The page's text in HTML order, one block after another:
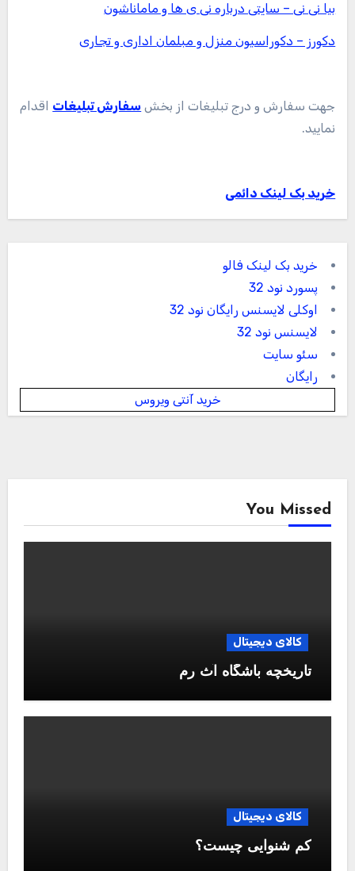
بیا نی نی – سایتی درباره نی ی ها و ماماناشون
دکورز – دکوراسیون منزل و مبلمان اداری و تجاری
جهت سفارش و درج تبلیغات از بخش سفارش تبلیغات اقدام
نمایید.
خرید بک لینک دائمی
خرید بک لینک فالو
پسورد نود 32
اوکلی لایسنس رایگان نود 32
لایسنس نود 32
سئو سایت
رایگان
خرید آنتی ویروس
You Missed
کالای دیجیتال
تاریخچه باشگاه آث رم
کالای دیجیتال
کم شنوایی چیست؟